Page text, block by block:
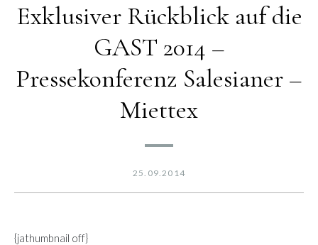
Search
Exklusiver Rückblick auf die
GAST 2014 –
Pressekonferenz Salesianer –
Miettex
25.09.2014
{jathumbnail off}